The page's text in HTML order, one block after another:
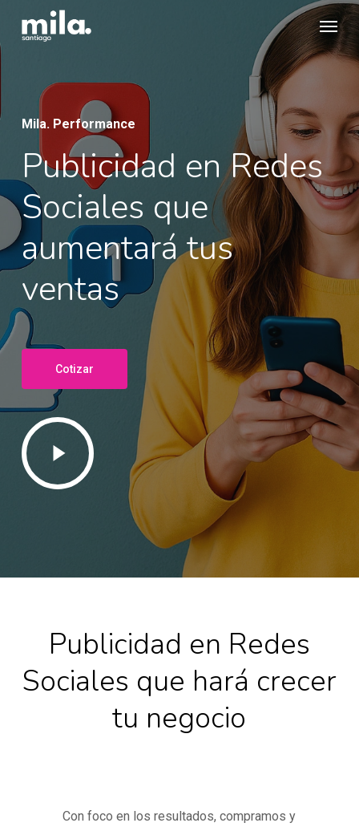
Menu
Mila. Performance
Publicidad en Redes
Sociales que
aumentará tus
ventas
Cotizar
Play
Video
Publicidad en Redes
Sociales que hará crecer
tu negocio
Con foco en los resultados, compramos y